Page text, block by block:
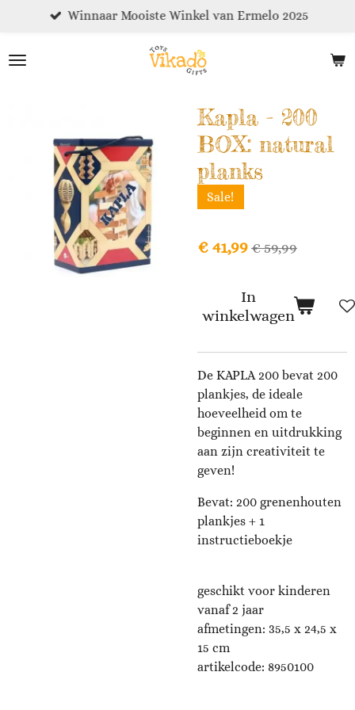
naar
Winnaar Mooiste Winkel van Ermelo 2025
Kapla - 200
BOX: natural
planks
Sale!
€ 41,99€ 59,99
In
winkelwagen
De KAPLA 200 bevat 200
plankjes, de ideale
hoeveelheid om te
beginnen en uitdrukking
aan zijn creativiteit te
geven!
Bevat: 200 grenenhouten
plankjes + 1
instructieboekje
geschikt voor kinderen
vanaf 2 jaar
afmetingen: 35,5 x 24,5 x
15 cm
artikelcode: 8950100